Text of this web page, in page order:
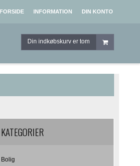
FORSIDE INFORMATION DIN KONTO
Din indkøbskurv er tom
KATEGORIER
Bolig